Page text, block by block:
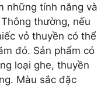
những tính năng và
thường, nếu
vỏ thuyền có thể
đó. Sản phẩm có
loại ghe, thuyền
Màu sắc đặc